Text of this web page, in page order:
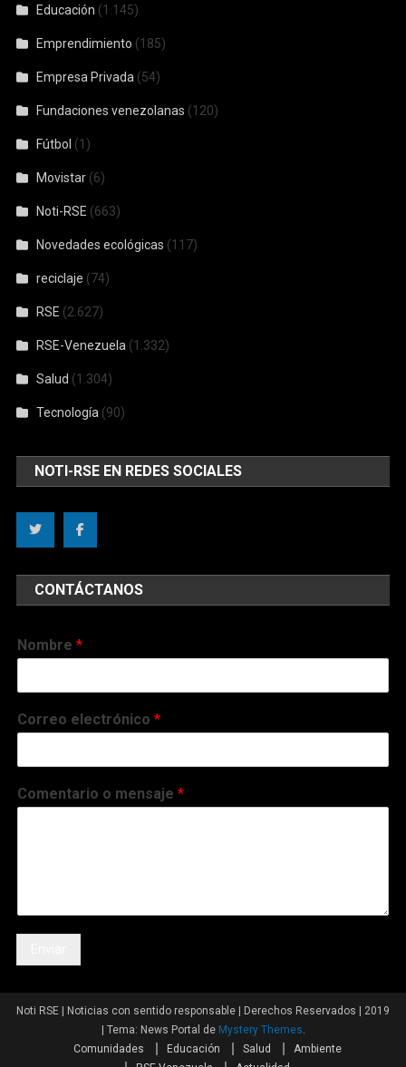
Educación (1.145)
Emprendimiento (185)
Empresa Privada (54)
Fundaciones venezolanas (120)
Fútbol (1)
Movistar (6)
Noti-RSE (663)
Novedades ecológicas (117)
reciclaje (74)
RSE (2.627)
RSE-Venezuela (1.332)
Salud (1.304)
Tecnología (90)
NOTI-RSE EN REDES SOCIALES
CONTÁCTANOS
Nombre*
Correo electrónico*
Comentario o mensaje*
Noti RSE | Noticias con sentido responsable | Derechos Reservados | 2019
Tema: News Portal de Mystery Themes.
Comunidades
Educación Salud
Ambiente